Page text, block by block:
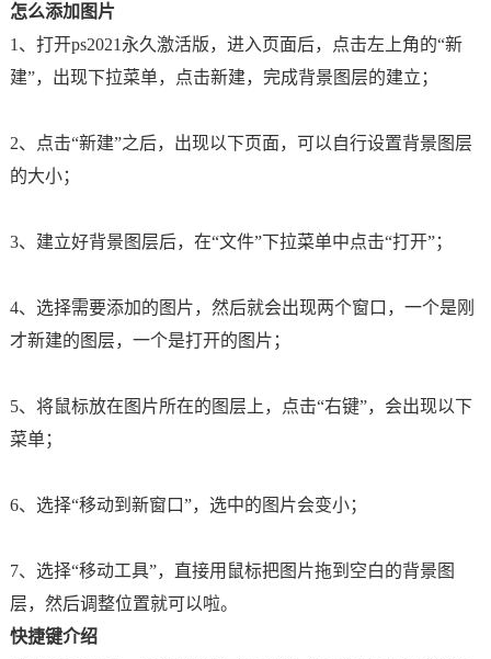
怎么添加图片
1、打开ps2021永久激活版，进入页面后，点击左上角的“新
建”，出现下拉菜单，点击新建，完成背景图层的建立；
2、点击“新建”之后，出现以下页面，可以自行设置背景图层
的大小；
3、建立好背景图层后，在“文件”下拉菜单中点击“打开”；
4、选择需要添加的图片，然后就会出现两个窗口，一个是刚
才新建的图层，一个是打开的图片；
5、将鼠标放在图片所在的图层上，点击“右键”，会出现以下
菜单；
6、选择“移动到新窗口”，选中的图片会变小；
7、选择“移动工具”，直接用鼠标把图片拖到空白的背景图
层，然后调整位置就可以啦。
快捷键介绍